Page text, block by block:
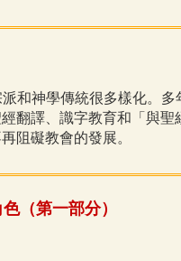
和神學傳統很多樣化。
翻譯、識字教育和「與
阻礙教會的發展。
（第一部分）